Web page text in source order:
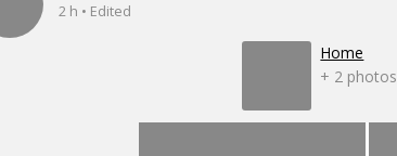
2 h • Edited
Home
+ 2 photos